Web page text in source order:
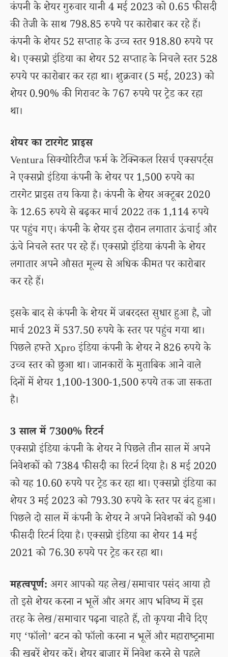
कंपनी के शेयर गुरुवार यानी 4 मई 2023 को 0.65 फीसदी
की तेजी के साथ 798.85 रुपये पर कारोबार कर रहे हैं।
कंपनी के शेयर 52 सप्ताह के उच्च स्तर 918.80 रुपये पर
थे। एक्सप्रो इंडिया का शेयर 52 सप्ताह के निचले स्तर 528
रुपये पर कारोबार कर रहा था। शुक्रवार (5 मई, 2023) को
शेयर 0.90% की गिरावट के 767 रुपये पर ट्रेड कर रहा
था।
शेयर का टारगेट प्राइस
Ventura सिक्योरिटीज फर्म के टेक्निकल रिसर्च एक्सपर्ट्स
ने एक्सप्रो इंडिया कंपनी के शेयर पर 1,500 रुपये का
टारगेट प्राइस तय किया है। कंपनी के शेयर अक्टूबर 2020
के 12.65 रुपये से बढ़कर मार्च 2022 तक 1,114 रुपये
पर पहुंच गए। कंपनी के शेयर इस दौरान लगातार ऊंचाई और
ऊंचे निचले स्तर पर रहे हैं। एक्सप्रो इंडिया कंपनी के शेयर
लगातार अपने औसत मूल्य से अधिक कीमत पर कारोबार
कर रहे हैं।
इसके बाद से कंपनी के शेयर में जबरदस्त सुधार हुआ है, जो
मार्च 2023 में 537.50 रुपये के स्तर पर पहुंच गया था।
पिछले हफ्ते Xpro इंडिया कंपनी के शेयर ने 826 रुपये के
उच्च स्तर को छुआ था। जानकारों के मुताबिक आने वाले
दिनों में शेयर 1,100-1300-1,500 रुपये तक जा सकता
है।
3 साल में 7300% रिटर्न
एक्सप्रो इंडिया कंपनी के शेयर ने पिछले तीन साल में अपने
निवेशकों को 7384 फीसदी का रिटर्न दिया है। 8 मई 2020
को यह 10.60 रुपये पर ट्रेड कर रहा था। एक्सप्रो इंडिया का
शेयर 3 मई 2023 को 793.30 रुपये के स्तर पर बंद हुआ।
पिछले दो साल में कंपनी के शेयर ने अपने निवेशकों को 940
फीसदी रिटर्न दिया है। एक्सप्रो इंडिया का शेयर 14 मई
2021 को 76.30 रुपये पर ट्रेड कर रहा था।
महत्वपूर्ण: अगर आपको यह लेख/समाचार पसंद आया हो
तो इसे शेयर करना न भूलें और अगर आप भविष्य में इस
तरह के लेख/समाचार पढ़ना चाहते हैं, तो कृपया नीचे दिए
गए ‘फॉलो’ बटन को फॉलो करना न भूलें और महाराष्ट्रनामा